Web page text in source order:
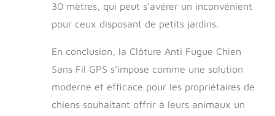
30 mètres, qui peut s’avérer un inconvénient
pour ceux disposant de petits jardins.
En conclusion, la Clôture Anti Fugue Chien
Sans Fil GPS s’impose comme une solution
moderne et efficace pour les propriétaires de
chiens souhaitant offrir à leurs animaux un